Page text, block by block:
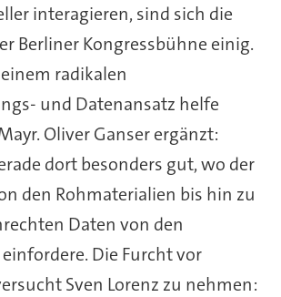
interagieren, sind sich die
Berliner Kongressbühne einig.
radikalen
und Datenansatz helfe
Oliver Ganser ergänzt:
dort besonders gut, wo der
den Rohmaterialien bis hin zu
Daten von den
Die Furcht vor
Sven Lorenz zu nehmen: